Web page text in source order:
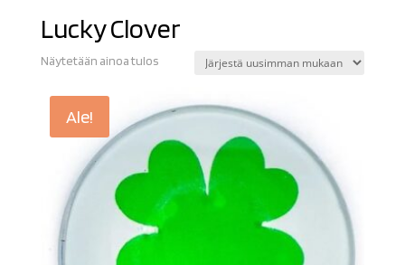
Lucky Clover
Näytetään ainoa tulos
Ale!